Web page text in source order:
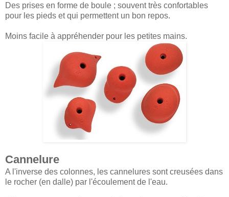
Des prises en forme de boule ; souvent très confortables
pour les pieds et qui permettent un bon repos.
Moins facile à appréhender pour les petites mains.
Cannelure
A l'inverse des colonnes, les cannelures sont creusées dans
le rocher (en dalle) par l'écoulement de l'eau.